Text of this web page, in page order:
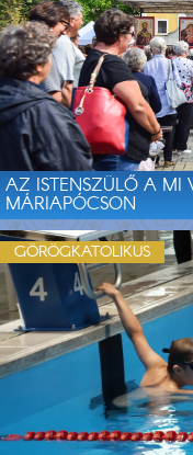
AZ ISTENSZÜLŐ A MI
MÁRIAPÓCSON
GÖRÖGKATOLIKUS